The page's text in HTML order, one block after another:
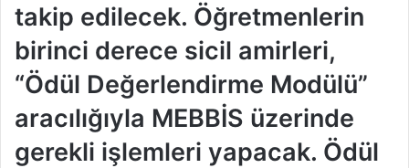
takip edilecek. Öğretmenlerin
birinci derece sicil amirleri,
“Ödül Değerlendirme Modülü”
aracılığıyla MEBBİS üzerinde
gerekli işlemleri yapacak. Ödül